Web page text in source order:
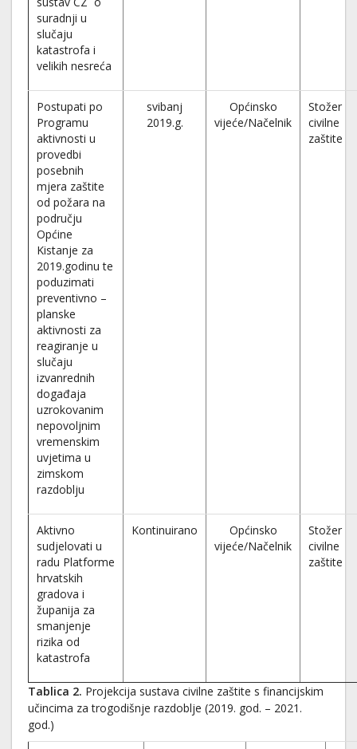
suradnji u
slučaju
katastrofa i
velikih nesreća
Postupati po
Programu
aktivnosti u
provedbi
posebnih
mjera zaštite
od požara na
području
Općine
Kistanje za
2019.godinu te
poduzimati
preventivno –
planske
aktivnosti za
reagiranje u
slučaju
izvanrednih
događaja
uzrokovanim
nepovoljnim
vremenskim
uvjetima u
zimskom
razdoblju
svibanj
2019.g.
Općinsko
vijeće/Načelnik
Stožer
civilne
zaštite
Aktivno
sudjelovati u
radu Platforme
hrvatskih
gradova i
županija za
smanjenje
rizika od
katastrofa
Kontinuirano
Općinsko
vijeće/Načelnik
Stožer
civilne
zaštite
Tablica 2. Projekcija sustava civilne zaštite s financijskim
učincima za trogodišnje razdoblje (2019. god. – 2021.
god.)